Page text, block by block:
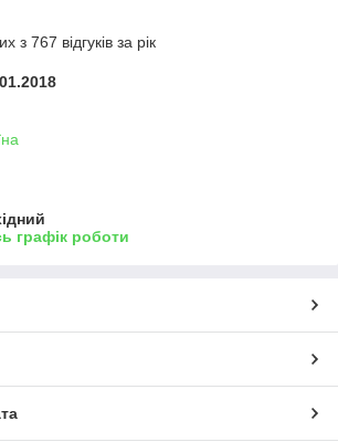
з 767 відгуків за рік
графік роботи